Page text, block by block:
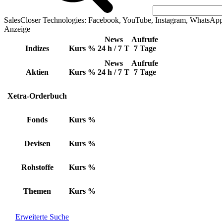
SalesCloser Technologies: Facebook, YouTube, Instagram,
Anzeige
Indizes Kurs %
News
24 h / 7 T
Aufrufe
7 Tage
Aktien Kurs %
News
24 h / 7 T
Aufrufe
7 Tage
Xetra-Orderbuch
Fonds Kurs %
Devisen Kurs %
Rohstoffe Kurs %
Themen Kurs %
Erweiterte Suche